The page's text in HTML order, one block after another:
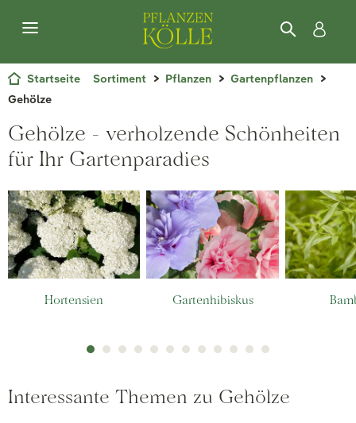
Startseite Sortiment Pflanzen
Gartenpflanzen
Gehölze
Gehölze - verholzende Schönheiten
für Ihr Gartenparadies
Hortensien Gartenhibiskus
Interessante Themen zu Gehölze